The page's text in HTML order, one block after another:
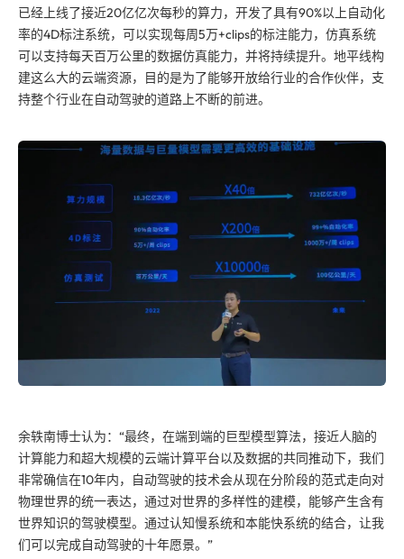
已经上线了接近20亿亿次每秒的算力，开发了具有90%以上自动化
率的4D标注系统，可以实现每周5万+clips的标注能力，仿真系统
可以支持每天百万公里的数据仿真能力，并将持续提升。地平线构
建这么大的云端资源，目的是为了能够开放给行业的合作伙伴，支
持整个行业在自动驾驶的道路上不断的前进。
余轶南博士认为：“最终，在端到端的巨型模型算法，接近人脑的
计算能力和超大规模的云端计算平台以及数据的共同推动下，我们
非常确信在10年内，自动驾驶的技术会从现在分阶段的范式走向对
物理世界的统一表达，通过对世界的多样性的建模，能够产生含有
世界知识的驾驶模型。通过认知慢系统和本能快系统的结合，让我
们可以完成自动驾驶的十年愿景。”